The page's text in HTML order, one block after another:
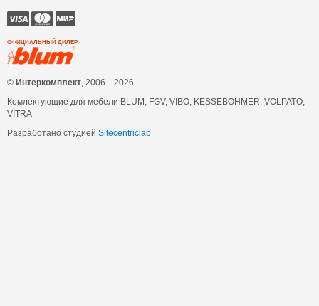
ОФИЦИАЛЬНЫЙ ДИЛЕР
© Интеркомплект , 2006—2026
Комлектующие для мебели BLUM, FGV, VIBO, KESSEBOHMER, VOLPATO,
VITRA
Разработано студией Sitecentriclab